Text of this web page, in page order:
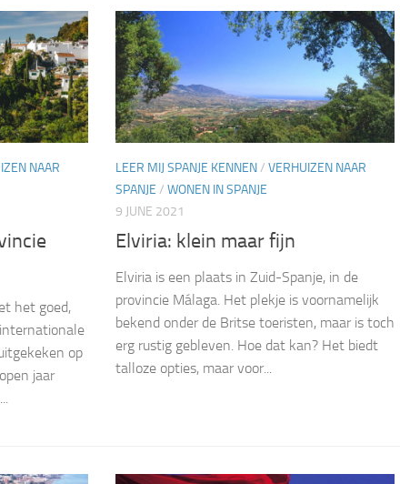
NAAR
het goed,
op
jaar
LEER MIJ SPANJE KENNEN/ VERHUIZEN NAAR
SPANJE / WONEN IN SPANJE
9 JUNE 2021
Elviria: klein maar fijn
Elviria is een plaats in Zuid-Spanje, in de
provincie Málaga. Het plekje is voornamelijk
bekend onder de Britse toeristen, maar is toch
erg rustig gebleven. Hoe dat kan? Het biedt
talloze opties, maar voor...